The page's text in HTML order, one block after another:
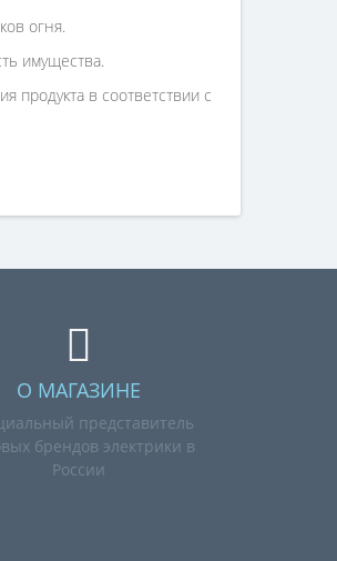
огня.
имущества.
в соответствии с
О МАГАЗИНЕ
представитель
брендов электрики в
России